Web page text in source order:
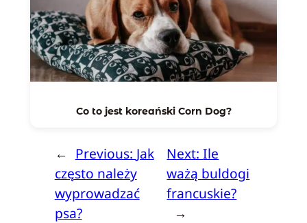
Co to jest koreański Corn Dog?
← Previous: Jak
często należy
wyprowadzać
psa?
Next:Ile
ważą buldogi
francuskie?
→